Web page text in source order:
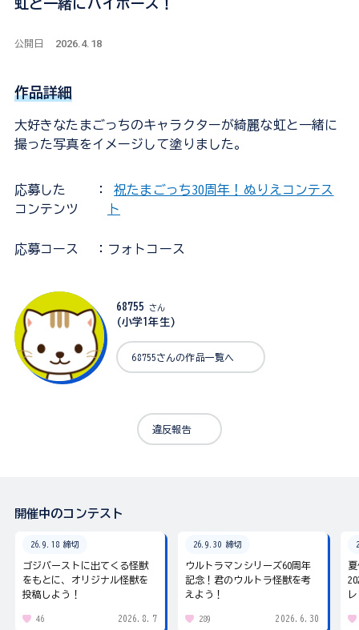
虹と一緒にハイポーズ！
公開日 2026.4.18
作品詳細
大好きなたまごっちのキャラクターが綺麗な虹と一緒に
撮った写真をイメージして塗りました。
応募した
コンテンツ
：祝たまごっち30周年！ぬりえコンテス
ト
応募コース ：フォトコース
68755 さん
(小学1年生)
68755さんの作品一覧へ
違反報告
開催中のコンテスト
26.9.18 締切
ゴジバーストに出てくる怪獣
をもとに、オリジナル怪獣を
投稿しよう！
46 2026.8.7
26.9.30 締切
ウルトラマンシリーズ60周年
記念！君のウルトラ怪獣を考
えよう！
289 2026.6.30